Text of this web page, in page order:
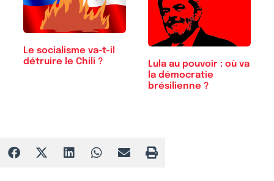
Le socialisme va-t-il
détruire le Chili ?
Lula au pouvoir : où va
la démocratie
brésilienne ?